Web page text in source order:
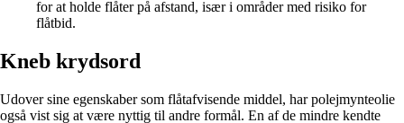
for at holde flåter på afstand, især i områder med risiko for
flåtbid.
Kneb krydsord
Udover sine egenskaber som flåtafvisende middel, har polejmynteolie
også vist sig at være nyttig til andre formål. En af de mindre kendte